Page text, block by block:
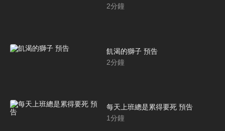
2分鐘
飢渴的獅子 預告
2分鐘
每天上班總是累得要死 預告
1分鐘